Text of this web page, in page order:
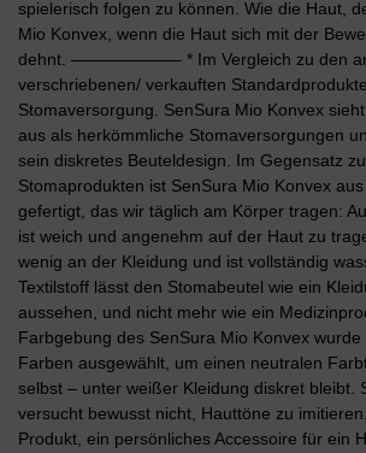
spielerisch folgen zu können. Wie die Haut,
Mio Konvex, wenn die Haut sich mit der
dehnt. ——————– * Im Vergleich zu den
verschriebenen/ verkauften
Stomaversorgung. SenSura Mio Konvex
aus als herkömmliche Stomaversorgungen
sein diskretes Beuteldesign. Im Gegensatz
Stomaprodukten ist SenSura Mio Konvex
gefertigt, das wir täglich am Körper tragen:
ist weich und angenehm auf der Haut zu
wenig an der Kleidung und ist vollständig
Textilstoff lässt den Stomabeutel wie ein
aussehen, und nicht mehr wie ein
Farbgebung des SenSura Mio Konvex
Farben ausgewählt, um einen neutralen
selbst – unter weißer Kleidung diskret bleibt.
versucht bewusst nicht, Hauttöne zu
Produkt, ein persönliches Accessoire für ein